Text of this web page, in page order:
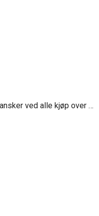
Kald på hendene? Gratis skinnhansker ved alle kjøp over kr. 1000! »